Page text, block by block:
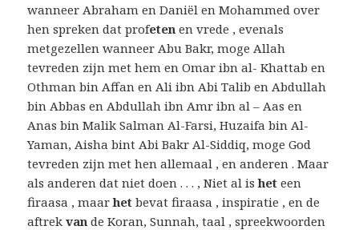
wanneer Abraham en Daniël en Mohammed over
hen spreken dat profeten en vrede , evenals
metgezellen wanneer Abu Bakr, moge Allah
tevreden zijn met hem en Omar ibn al- Khattab en
Othman bin Affan en Ali ibn Abi Talib en Abdullah
bin Abbas en Abdullah ibn Amr ibn al – Aas en
Anas bin Malik Salman Al-Farsi, Huzaifa bin Al-
Yaman, Aisha bint Abi Bakr Al-Siddiq, moge God
tevreden zijn met hen allemaal , en anderen . Maar
als anderen dat niet doen . . . , Niet al ishet een
firaasa , maarhet bevat firaasa , inspiratie , en de
aftrekvan de Koran, Sunnah, taal , spreekwoorden